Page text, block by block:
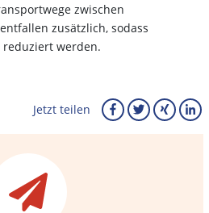
zwischen
zusätzlich, sodass
reduziert werden.
Jetzt teilen